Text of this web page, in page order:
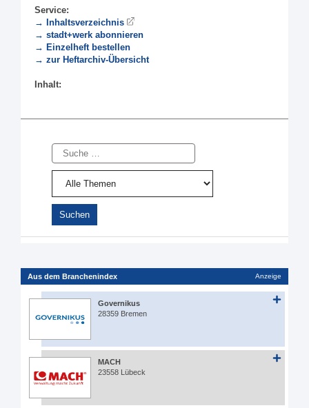
Service:
→ Inhaltsverzeichnis
→ stadt+werk abonnieren
→ Einzelheft bestellen
→ zur Heftarchiv-Übersicht
Inhalt:
Suche
Aus dem Branchenindex Anzeige
Governikus
28359 Bremen
MACH
23558 Lübeck